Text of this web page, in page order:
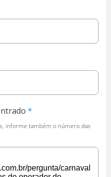
informe também o número das